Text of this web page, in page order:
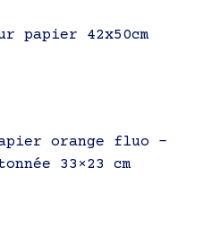
papier 42x50cm
orange fluo –
33×23 cm